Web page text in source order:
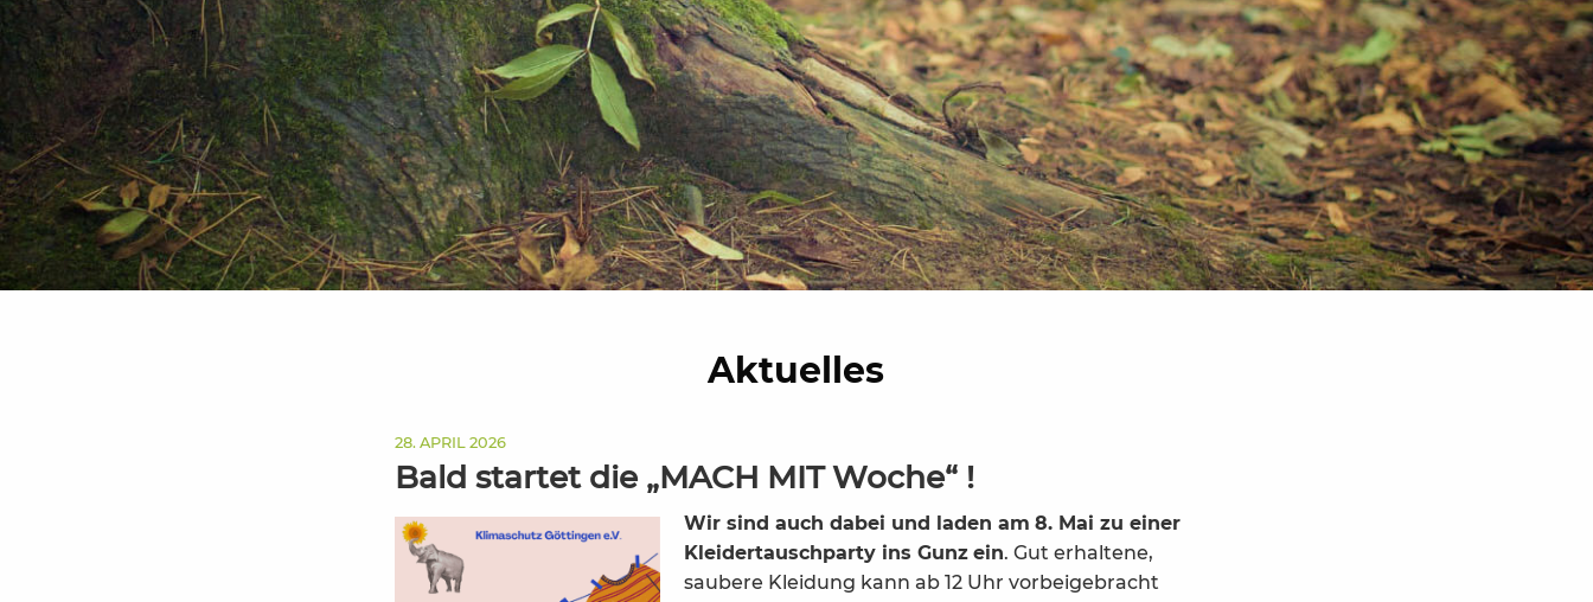
Aktuelles
28. APRIL 2026
Bald startet die „MACH MIT Woche“ !
Wir sind auch dabei und laden am 8. Mai zu einer
Kleidertauschparty ins Gunz ein. Gut erhaltene,
saubere Kleidung kann ab 12 Uhr vorbeigebracht